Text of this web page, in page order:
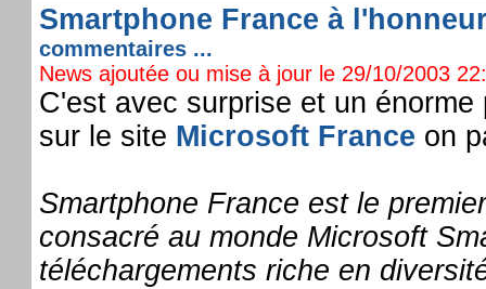
Smartphone France à
commentaires ...
News ajoutée ou mise à jour le 29/10/2003
C'est avec surprise et un
sur le site Microsoft France on
Smartphone France est le
consacré au monde Microsoft
téléchargements riche en